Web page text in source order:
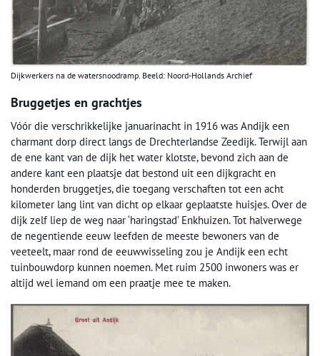
Dijkwerkers na de watersnoodramp. Beeld: Noord-Hollands Archief
Bruggetjes en grachtjes
Vóór die verschrikkelijke januarinacht in 1916 was Andijk een
charmant dorp direct langs de Drechterlandse Zeedijk. Terwijl aan
de ene kant van de dijk het water klotste, bevond zich aan de
andere kant een plaatsje dat bestond uit een dijkgracht en
honderden bruggetjes, die toegang verschaften tot een acht
kilometer lang lint van dicht op elkaar geplaatste huisjes. Over de
dijk zelf liep de weg naar ‘haringstad’ Enkhuizen. Tot halverwege
de negentiende eeuw leefden de meeste bewoners van de
veeteelt, maar rond de eeuwwisseling zou je Andijk een echt
tuinbouwdorp kunnen noemen. Met ruim 2500 inwoners was er
altijd wel iemand om een praatje mee te maken.